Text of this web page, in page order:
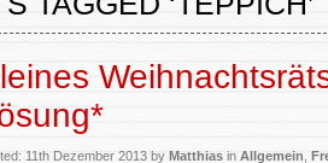
11th Dezember 2013 by Matthias in Allgemein